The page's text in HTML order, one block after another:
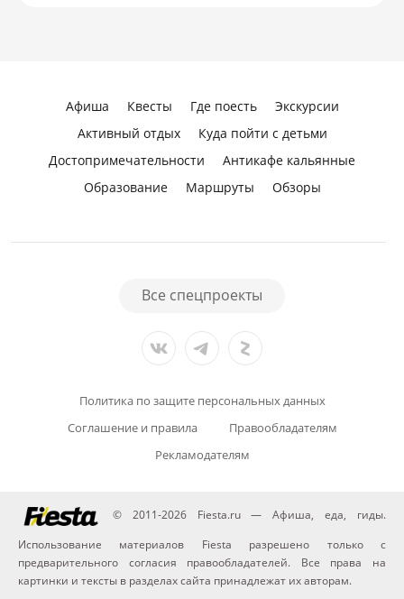
Афиша Квесты Где поесть
Экскурсии
Активный отдых
Куда пойти с детьми
Достопримечательности
Антикафе кальянные
Образование
Маршруты Обзоры
Все спецпроекты
Политика по защите персональных данных
Соглашение и правила
Правообладателям
Рекламодателям
© 2011-2026 Fiesta.ru — Афиша, еда, гиды.
Использование материалов Fiesta разрешено только с
предварительного согласия правообладателей. Все права на
картинки и тексты в разделах сайта принадлежат их авторам.